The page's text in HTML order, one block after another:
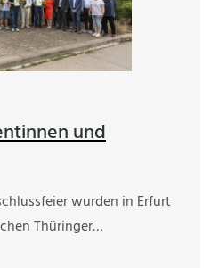
und
wurden in Erfurt
Thüringer…